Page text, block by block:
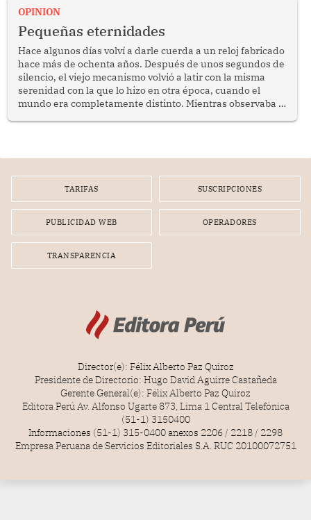
bimestrales el subsidio que reciben los beneficiarios del
reflexionar sobre la importancia de fortalecer las políticas
públicas dirigidas a los adultos mayores en pobreza.
OPINION
Pequeñas eternidades
Hace algunos días volví a darle cuerda a un reloj fabricado
hace más de ochenta años. Después de unos segundos de
silencio, el viejo mecanismo volvió a latir con la misma
serenidad con la que lo hizo en otra época, cuando el
mundo era completamente distinto. Mientras observaba el
TARIFAS SUSCRIPCIONES
PUBLICIDAD WEB OPERADORES
TRANSPARENCIA
Director(e): Félix Alberto Paz Quiroz
Presidente de Directorio: Hugo David Aguirre Castañeda
Gerente General(e): Félix Alberto Paz Quiroz
Editora Perú Av. Alfonso Ugarte 873, Lima 1 Central Telefónica
(51-1) 3150400
Informaciones (51-1) 315-0400 anexos 2206 / 2218 / 2298
Empresa Peruana de Servicios Editoriales S.A. RUC 20100072751